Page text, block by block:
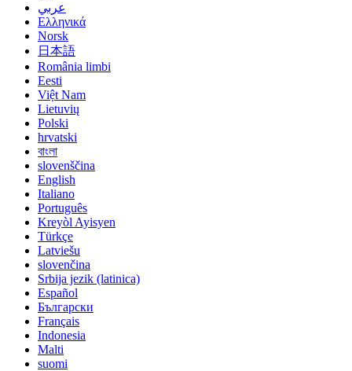
عربي
Ελληνικά
Norsk
日本語
România limbi
Eesti
Việt Nam
Lietuvių
Polski
hrvatski
বাংলা
slovenščina
English
Italiano
Português
Kreyòl Ayisyen
Türkçe
Latviešu
slovenčina
Srbija jezik (latinica)
Español
Български
Français
Indonesia
Malti
suomi